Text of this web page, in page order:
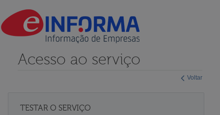
Voltar
Acesso ao serviço
TESTAR O SERVIÇO